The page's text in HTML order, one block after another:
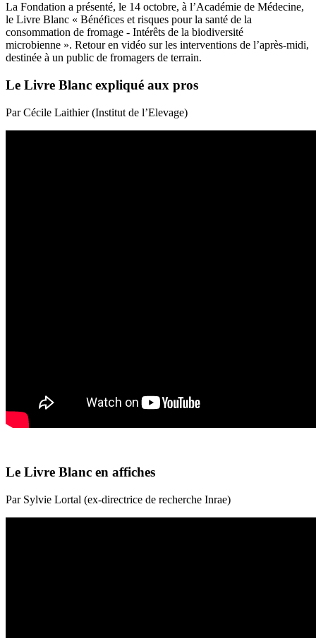
La Fondation a présenté, le 14 octobre, à l’Académie de Médecine,
le Livre Blanc « Bénéfices et risques pour la santé de la
consommation de fromage - Intérêts de la biodiversité
microbienne ». Retour en vidéo sur les interventions de l’après-midi,
destinée à un public de fromagers de terrain.
Le Livre Blanc expliqué aux pros
Par Cécile Laithier (Institut de l’Elevage)
Le Livre Blanc en affiches
Par Sylvie Lortal (ex-directrice de recherche Inrae)